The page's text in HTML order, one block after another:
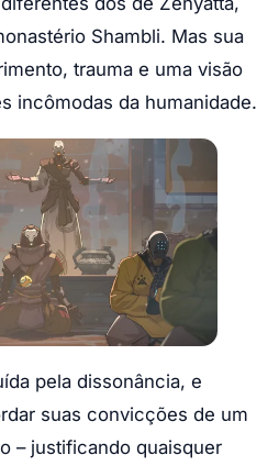
Shambli. Mas sua
trauma e uma visão
incômodas da humanidade.
pela dissonância, e
suas convicções de um
– justificando quaisquer